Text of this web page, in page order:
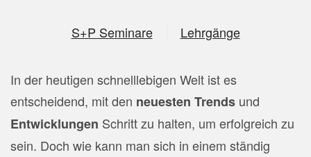
S+P Seminare Lehrgänge
In der heutigen schnelllebigen Welt ist es
entscheidend, mit den neuesten Trends und
Entwicklungen Schritt zu halten, um erfolgreich zu
sein. Doch wie kann man sich in einem ständig